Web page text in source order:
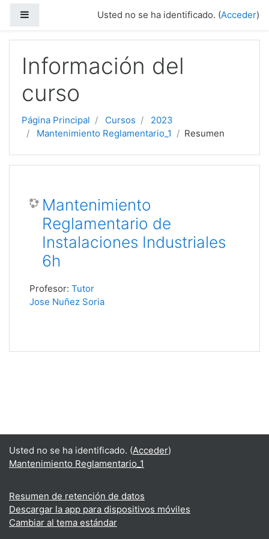
Usted no se ha identificado. (Acceder)
Información del
curso
Página Principal Cursos
2023
Mantenimiento Reglamentario_1
Resumen
Mantenimiento
Reglamentario de
Instalaciones Industriales
6h
Profesor: Tutor
Jose Nuñez Soria
Usted no se ha identificado. (Acceder)
Mantenimiento Reglamentario_1
Resumen de retención de datos
Descargar la app para dispositivos móviles
Cambiar al tema estándar